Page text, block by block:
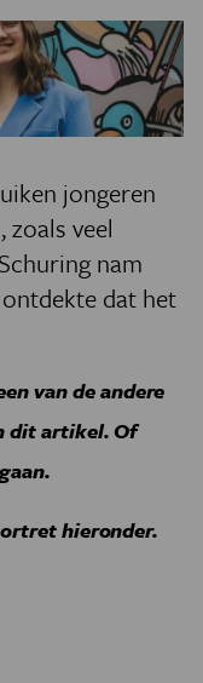
jongeren
veel
nam
dat het
van de andere
dit artikel. Of
hieronder.